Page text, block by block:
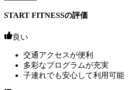
START FITNESSの評価
良い
交通アクセスが便利
多彩なプログラムが充実
子連れでも安心して利用可能